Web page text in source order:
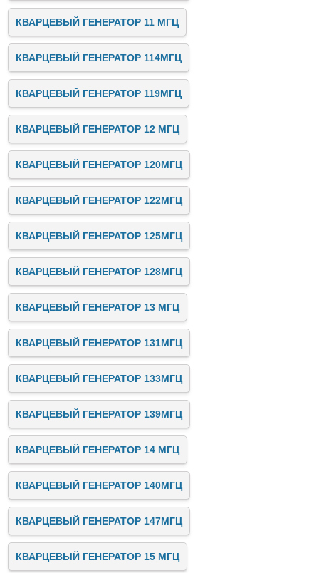
КВАРЦЕВЫЙ ГЕНЕРАТОР 11 МГЦ
КВАРЦЕВЫЙ ГЕНЕРАТОР 114МГЦ
КВАРЦЕВЫЙ ГЕНЕРАТОР 119МГЦ
КВАРЦЕВЫЙ ГЕНЕРАТОР 12 МГЦ
КВАРЦЕВЫЙ ГЕНЕРАТОР 120МГЦ
КВАРЦЕВЫЙ ГЕНЕРАТОР 122МГЦ
КВАРЦЕВЫЙ ГЕНЕРАТОР 125МГЦ
КВАРЦЕВЫЙ ГЕНЕРАТОР 128МГЦ
КВАРЦЕВЫЙ ГЕНЕРАТОР 13 МГЦ
КВАРЦЕВЫЙ ГЕНЕРАТОР 131МГЦ
КВАРЦЕВЫЙ ГЕНЕРАТОР 133МГЦ
КВАРЦЕВЫЙ ГЕНЕРАТОР 139МГЦ
КВАРЦЕВЫЙ ГЕНЕРАТОР 14 МГЦ
КВАРЦЕВЫЙ ГЕНЕРАТОР 140МГЦ
КВАРЦЕВЫЙ ГЕНЕРАТОР 147МГЦ
КВАРЦЕВЫЙ ГЕНЕРАТОР 15 МГЦ